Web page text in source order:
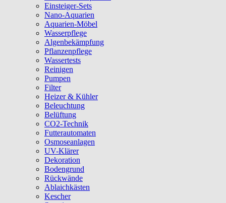
Einsteiger-Sets
Nano-Aquarien
Aquarien-Möbel
Wasserpflege
Algenbekämpfung
Pflanzenpflege
Wassertests
Reinigen
Pumpen
Filter
Heizer & Kühler
Beleuchtung
Belüftung
CO2-Technik
Futterautomaten
Osmoseanlagen
UV-Klärer
Dekoration
Bodengrund
Rückwände
Ablaichkästen
Kescher